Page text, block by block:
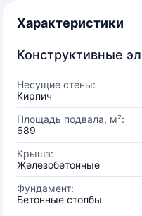
Характеристики
Конструктивные
Несущие стены:
Кирпич
Площадь подвала, м²:
689
Крыша:
Железобетонные
Фундамент:
Бетонные столбы